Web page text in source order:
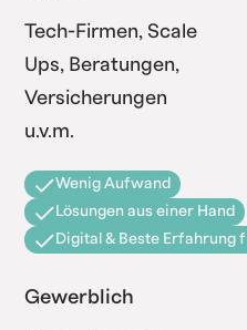
Tech-Firmen, Scale
Ups, Beratungen,
Versicherungen
u.v.m.
Wenig Aufwand
Lösungen aus einer Hand
Digital & Beste Erfahrung
Gewerblich